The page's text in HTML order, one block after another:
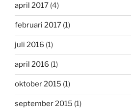
april 2017 (4)
februari 2017 (1)
juli 2016 (1)
april 2016 (1)
oktober 2015 (1)
september 2015 (1)